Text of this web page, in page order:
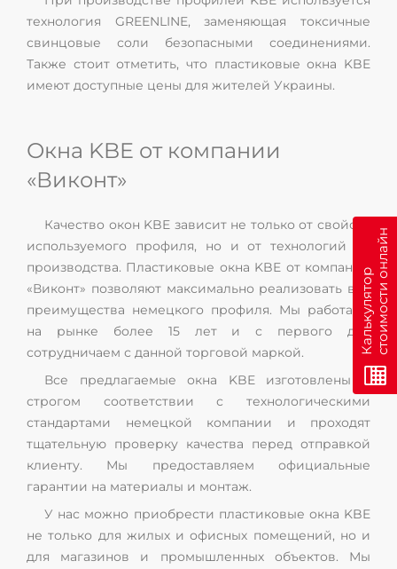
технология GREENLINE, заменяющая токсичные
свинцовые соли безопасными соединениями.
Также стоит отметить, что пластиковые окна KBE
имеют доступные цены для жителей Украины.
Окна KBE от компании
«Виконт»
Качество окон KBE зависит не только от свойств
используемого профиля, но и от технологий их
производства. Пластиковые окна KBE от компании
«Виконт» позволяют максимально реализовать все
преимущества немецкого профиля. Мы работаем
на рынке более 15 лет и с первого дня
сотрудничаем с данной торговой маркой.
Все предлагаемые окна KBE изготовлены в
строгом соответствии с технологическими
стандартами немецкой компании и проходят
тщательную проверку качества перед отправкой
клиенту. Мы предоставляем официальные
гарантии на материалы и монтаж.
У нас можно приобрести пластиковые окна KBE
не только для жилых и офисных помещений, но и
для магазинов и промышленных объектов. Мы
К
а
л
ь
к
у
л
я
т
о
р
с
т
о
и
м
о
с
т
и
о
н
л
а
йн